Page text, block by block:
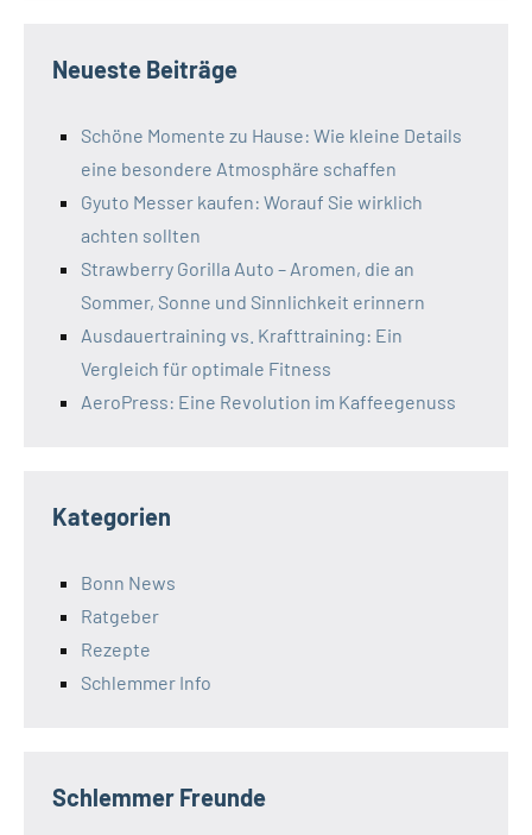
Neueste Beiträge
Schöne Momente zu Hause: Wie kleine Details
eine besondere Atmosphäre schaffen
Gyuto Messer kaufen: Worauf Sie wirklich
achten sollten
Strawberry Gorilla Auto – Aromen, die an
Sommer, Sonne und Sinnlichkeit erinnern
Ausdauertraining vs. Krafttraining: Ein
Vergleich für optimale Fitness
AeroPress: Eine Revolution im Kaffeegenuss
Kategorien
Bonn News
Ratgeber
Rezepte
Schlemmer Info
Schlemmer Freunde